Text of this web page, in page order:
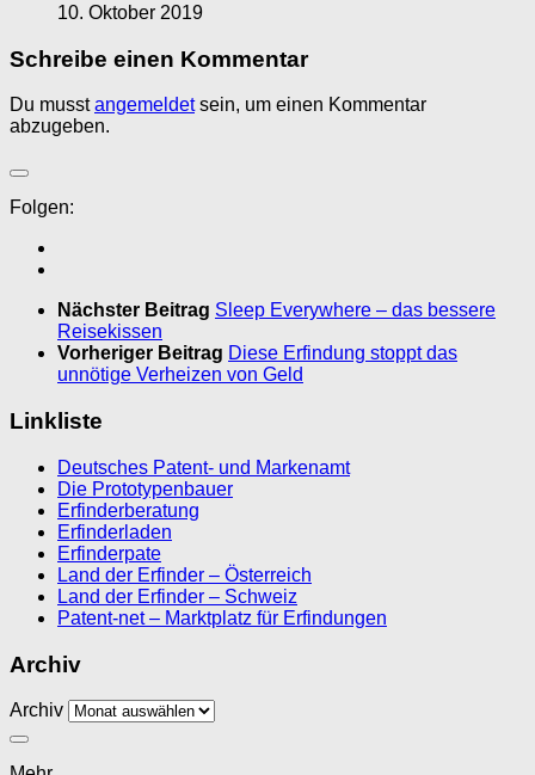
10. Oktober 2019
Schreibe einen Kommentar
Du musstangemeldetsein, um einen Kommentar
abzugeben.
Folgen:
Nächster Beitrag Sleep Everywhere – das bessere
Reisekissen
Vorheriger Beitrag Diese Erfindung stoppt das
unnötige Verheizen von Geld
Linkliste
Deutsches Patent- und Markenamt
Die Prototypenbauer
Erfinderberatung
Erfinderladen
Erfinderpate
Land der Erfinder – Österreich
Land der Erfinder – Schweiz
Patent-net – Marktplatz für Erfindungen
Archiv
Archiv